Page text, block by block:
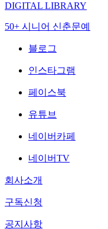
DIGITAL LIBRARY
50+ 시니어 신춘문예
블로그
인스타그램
페이스북
유튜브
네이버카페
네이버TV
회사소개
구독신청
공지사항